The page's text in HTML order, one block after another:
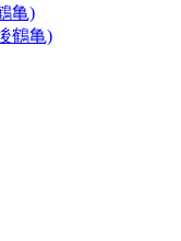
亀)
鶴亀)